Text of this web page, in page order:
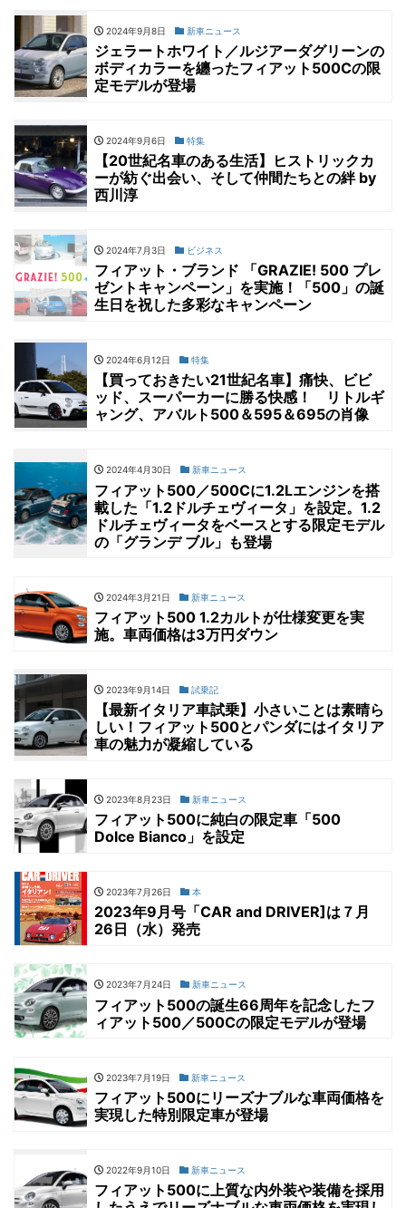
2024年9月8日 新車ニュース
ジェラートホワイト／ルジアーダグリーンの
ボディカラーを纏ったフィアット500Cの限
定モデルが登場
2024年9月6日 特集
【20世紀名車のある生活】ヒストリックカ
ーが紡ぐ出会い、そして仲間たちとの絆 by
西川淳
2024年7月3日 ビジネス
フィアット・ブランド 「GRAZIE! 500 プレ
ゼントキャンペーン」を実施！「500」の誕
生日を祝した多彩なキャンペーン
2024年6月12日 特集
【買っておきたい21世紀名車】痛快、ビビ
ッド、スーパーカーに勝る快感！ リトルギ
ャング、アバルト500＆595＆695の肖像
2024年4月30日 新車ニュース
フィアット500／500Cに1.2Lエンジンを搭
載した「1.2ドルチェヴィータ」を設定。1.2
ドルチェヴィータをベースとする限定モデル
の「グランデ ブル」も登場
2024年3月21日 新車ニュース
フィアット500 1.2カルトが仕様変更を実
施。車両価格は3万円ダウン
2023年9月14日 試乗記
【最新イタリア車試乗】小さいことは素晴ら
しい！フィアット500とパンダにはイタリア
車の魅力が凝縮している
2023年8月23日 新車ニュース
フィアット500に純白の限定車「500
Dolce Bianco」を設定
2023年7月26日 本
2023年9月号「CAR and DRIVER]は７月
26日（水）発売
2023年7月24日 新車ニュース
フィアット500の誕生66周年を記念したフ
ィアット500／500Cの限定モデルが登場
2023年7月19日 新車ニュース
フィアット500にリーズナブルな車両価格を
実現した特別限定車が登場
2022年9月10日 新車ニュース
フィアット500に上質な内外装や装備を採用